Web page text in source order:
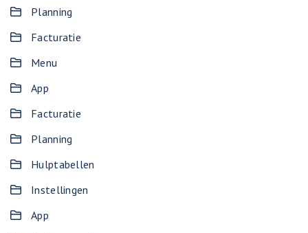
Planning
Facturatie
Menu
App
Facturatie
Planning
Hulptabellen
Instellingen
App